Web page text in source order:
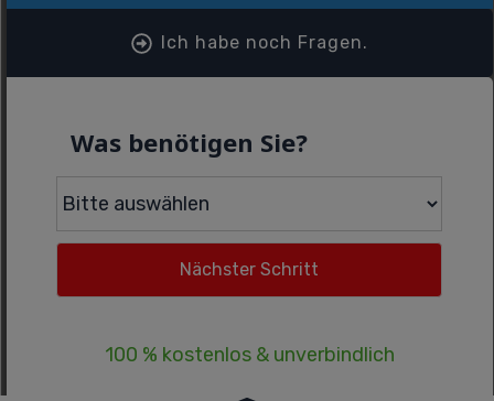
Ich habe noch Fragen.
Was benötigen Sie?
100 % kostenlos & unverbindlich